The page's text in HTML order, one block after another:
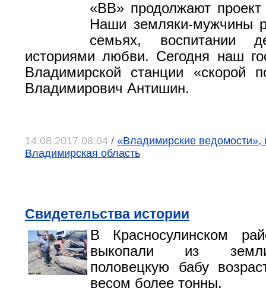
«ВВ» продолжают
Наши земляки-мужчины
семьях, воспитании
историями любви. Сегодня наш
Владимирской станции «скорой
Владимирович Антишин.
14.08.2017 08:04 / «Владимирские ведомости»,
Владимирская область
Свидетельства истории
В Красносулинском
выкопали из
половецкую бабу
весом более тонны.